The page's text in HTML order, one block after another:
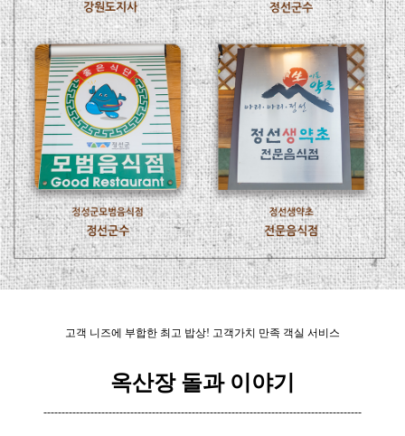
고객 니즈에 부합한 최고 밥상! 고객가치 만족 객실 서비스
옥산장 돌과 이야기
----------------------------------------------------------------------------------------